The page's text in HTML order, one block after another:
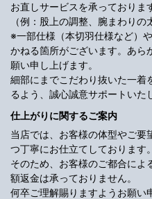
お直しサービスを承っておりま
（例：股上の調整、腕まわりの
※一部仕様（本切羽仕様など）
かねる箇所がございます。あら
願い申し上げます。
細部にまでこだわり抜いた一着
るよう、誠心誠意サポートいた
仕上がりに関するご案内
当店では、お客様の体型やご要
つ丁寧にお仕立てしております。
そのため、お客様のご都合によ
額返金は承っておりません。
何卒ご理解賜りますようお願い